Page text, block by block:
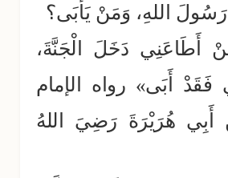
رَسُولَ اللهِ، وَمَنْ يَأْبَى؟
أَطَاعَنِي دَخَلَ الْجَنَّةَ،
أَبَى» رواه الإمام
أَبِي هُرَيْرَةَ رَضِيَ اللهُ